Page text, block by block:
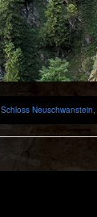
Schloss Neuschwanstein,